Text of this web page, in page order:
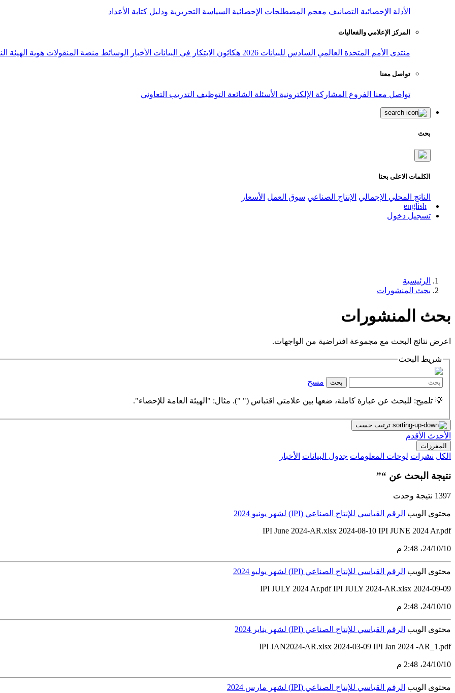
الأدلة الإحصائية التصانيف معجم المصطلحات الإحصائية السياسة التحريرية ودليل كتابة الأعداد
المركز الإعلامي والفعاليات
منتدى الأمم المتحدة العالمي السادس للبيانات 2026 هكاثون الابتكار في البيانات الأخبار الوسائط منصة المنقولات هوية الهيئة
تواصل معنا
تواصل معنا الفروع المشاركة الإلكترونية الأسئلة الشائعة التوظيف التدريب التعاوني
بحث
الكلمات الاعلى بحثا
الناتج المحلي الإجمالي الإنتاج الصناعي سوق العمل الأسعار
english
تسجيل دخول
الرئيسية
بحث المنشورات
بحث المنشورات
اعرض نتائج البحث مع مجموعة افتراضية من الواجهات.
شريط البحث
بحث مسح
💡 تلميح: للبحث عن عبارة كاملة، ضعها بين علامتي اقتباس (" "). مثال: "الهيئة العامة للإحصاء".
ترتيب حسب
الأحدث الأقدم
المفرزات
الكل نشرات لوحات المعلومات جدول البيانات الأخبار
نتيجة البحث عن “”
1397 نتيجة وجدت
محتوى الويب الرقم القياسي للإنتاج الصناعي (IPI) لشهر يونيو 2024
IPI June 2024-AR.xlsx 2024-08-10 IPI JUNE 2024 Ar.pdf
10‏/10‏/24، 2:48 م
محتوى الويب الرقم القياسي للإنتاج الصناعي (IPI) لشهر يوليو 2024
IPI JULY 2024 Ar.pdf IPI JULY 2024-AR.xlsx 2024-09-09
10‏/10‏/24، 2:48 م
محتوى الويب الرقم القياسي للإنتاج الصناعي (IPI) لشهر يناير 2024
IPI JAN2024-AR.xlsx 2024-03-09 IPI Jan 2024 -AR_1.pdf
10‏/10‏/24، 2:48 م
محتوى الويب الرقم القياسي للإنتاج الصناعي (IPI) لشهر مارس 2024